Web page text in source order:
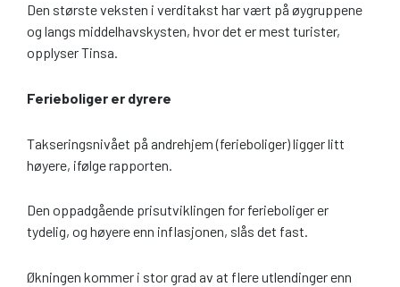
Den største veksten i verditakst har vært på øygruppene
og langs middelhavskysten, hvor det er mest turister,
opplyser Tinsa.
Ferieboliger er dyrere
Takseringsnivået på andrehjem (ferieboliger) ligger litt
høyere, ifølge rapporten.
Den oppadgående prisutviklingen for ferieboliger er
tydelig, og høyere enn inflasjonen, slås det fast.
Økningen kommer i stor grad av at flere utlendinger enn